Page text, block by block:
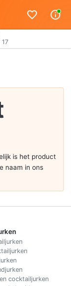
is het product
naam in ons
cocktailjurken